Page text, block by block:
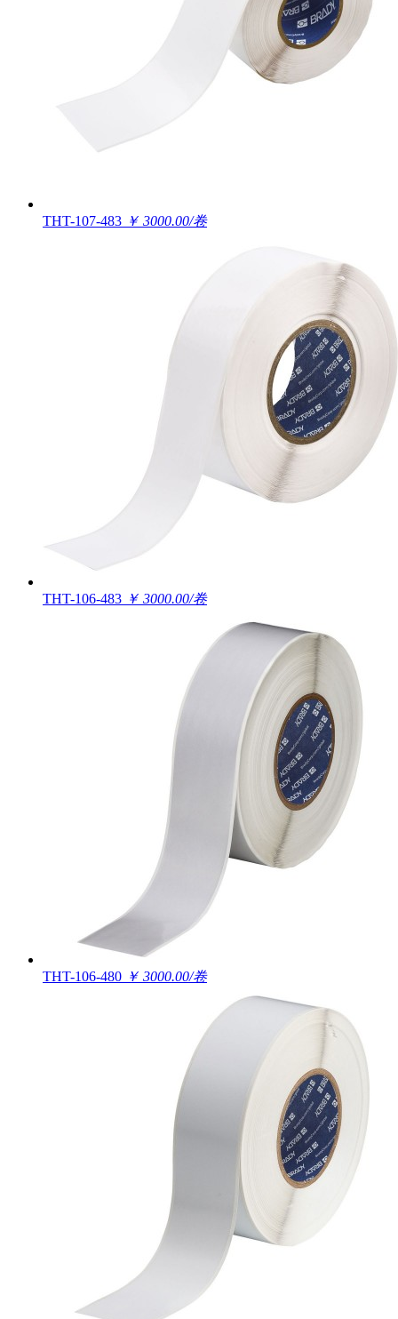
THT-107-483 ￥ 3000.00/卷
THT-106-483 ￥ 3000.00/卷
THT-106-480 ￥ 3000.00/卷